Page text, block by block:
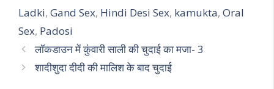
Ladki, Gand Sex, Hindi Desi Sex, kamukta, Oral
Sex, Padosi
लॉकडाउन में कुंवारी साली की चुदाई का मजा- 3
शादीशुदा दीदी की मालिश के बाद चुदाई